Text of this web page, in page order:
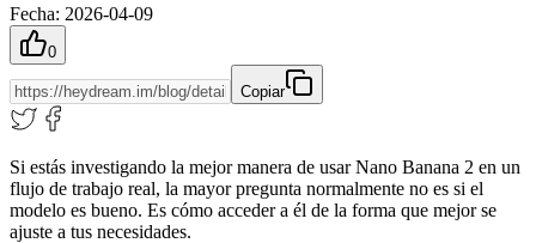
Fecha: 2026-04-09
0
Copiar
Si estás investigando la mejor manera de usar Nano Banana 2 en un
flujo de trabajo real, la mayor pregunta normalmente no es si el
modelo es bueno. Es cómo acceder a él de la forma que mejor se
ajuste a tus necesidades.